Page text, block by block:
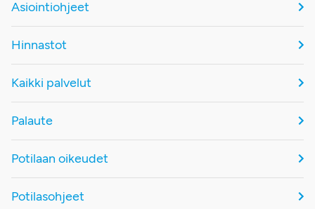
Asiointiohjeet
Hinnastot
Kaikki palvelut
Palaute
Potilaan oikeudet
Potilasohjeet